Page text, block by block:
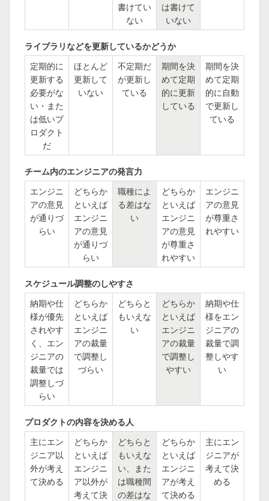
書けてい
ない
は書けて
いない
ライブラリなどを更新しているかどうか
定期的に
更新する
必要がな
い・また
は低いプ
ロダクト
だ
ほとんど
更新して
いない
不定期だ
が更新し
ている
期間を決
めて定期
的に更新
している
期間を決
めて定期
的に自動
で更新し
ている
チーム内のエンジニアの発言力
エンジニ
アの意見
が通りづ
らい
どちらか
といえば
エンジニ
アの意見
が通りづ
らい
職種によ
る差はな
い
どちらか
といえば
エンジニ
アの意見
が尊重さ
れやすい
エンジニ
アの意見
が尊重さ
れやすい
スケジュール調整のしやすさ
納期や仕
様が優先
されやす
く、エン
ジニアの
裁量では
調整しづ
らい
どちらか
といえば
エンジニ
アの裁量
で調整し
づらい
どちらと
もいえな
い
どちらか
といえば
エンジニ
アの裁量
で調整し
やすい
納期や仕
様をエン
ジニアの
裁量で調
整しやす
い
プロダクトの内容を決める人
主にエン
ジニア以
外が考え
て決める
どちらか
といえば
エンジニ
ア以外が
考えて決
どちらと
もいえな
い、また
は職種間
の差はな
どちらか
といえば
エンジニ
アが考え
て決める
主にエン
ジニアが
考えて決
める